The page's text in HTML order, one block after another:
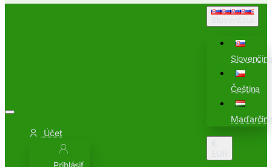
Účet
Prihlásiť
Čeština